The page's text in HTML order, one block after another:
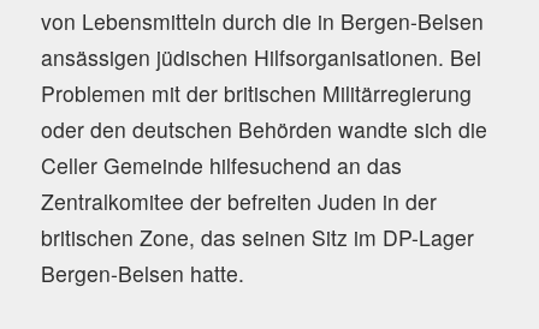
von Lebensmitteln durch die in Bergen-Belsen
ansässigen jüdischen Hilfsorganisationen. Bei
Problemen mit der britischen Militärregierung
oder den deutschen Behörden wandte sich die
Celler Gemeinde hilfesuchend an das
Zentralkomitee der befreiten Juden in der
britischen Zone, das seinen Sitz im DP-Lager
Bergen-Belsen hatte.